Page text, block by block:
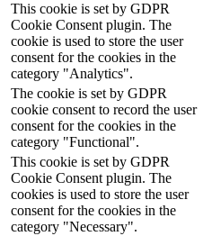
This cookie is set by GDPR
Cookie Consent plugin. The
cookie is used to store the user
consent for the cookies in the
category "Analytics".
The cookie is set by GDPR
cookie consent to record the user
consent for the cookies in the
category "Functional".
This cookie is set by GDPR
Cookie Consent plugin. The
cookies is used to store the user
consent for the cookies in the
category "Necessary".